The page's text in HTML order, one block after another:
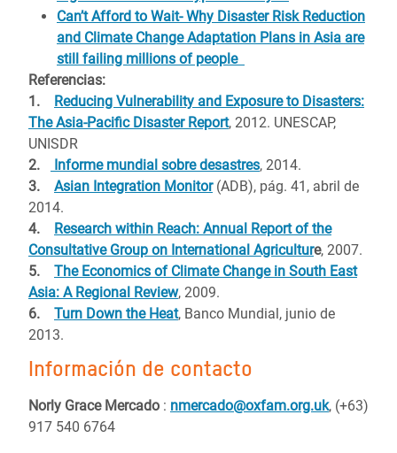
Can’t Afford to Wait- Why Disaster Risk Reduction
and Climate Change Adaptation Plans in Asia are
still failing millions of people
Referencias:
1. Reducing Vulnerability and Exposure to Disasters:
The Asia-Pacific Disaster Report, 2012. UNESCAP,
UNISDR
2.
Informe mundial sobre desastres, 2014.
3. Asian Integration Monitor(ADB), pág. 41, abril de
2014.
4. Research within Reach: Annual Report of the
Consultative Group on International Agriculture, 2007.
5. The Economics of Climate Change in South East
Asia: A Regional Review, 2009.
6. Turn Down the Heat, Banco Mundial, junio de
2013.
Información de contacto
Norly Grace Mercado : nmercado@oxfam.org.uk, (+63)
917 540 6764